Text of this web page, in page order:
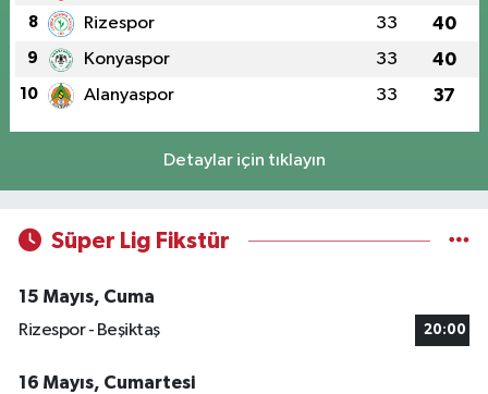
8 Rizespor 33 40
9 Konyaspor 33 40
10 Alanyaspor 33 37
Detaylar için tıklayın
Süper Lig Fikstür
15 Mayıs, Cuma
Rizespor - Beşiktaş
20:00
16 Mayıs, Cumartesi